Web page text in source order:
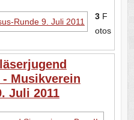
3F
otos
Musikverein
Juli 2011